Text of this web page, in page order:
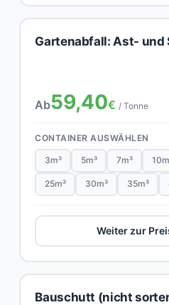
Gartenabfall: Ast- und
Ab59,40€ / Tonne
CONTAINER AUSWÄHLEN
3m³ 5m³ 7m³
25m³ 30m³ 35m³
Weiter zur
Bauschutt (nicht